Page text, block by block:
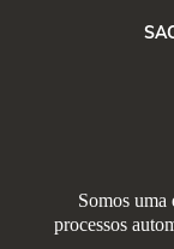
Somos uma
processos